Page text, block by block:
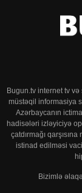
Bugun.tv internet tv
müstəqil informasiya
Azərbaycanın
hadisələri izləyiciyə
çatdırmağı
istinad edilməsi
Bizimlə